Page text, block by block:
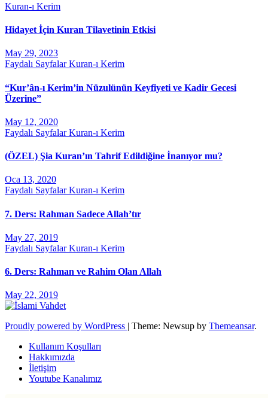
Kuran-ı Kerim
Hidayet İçin Kuran Tilavetinin Etkisi
May 29, 2023
Faydalı SayfalarKuran-ı Kerim
“Kur’ân-ı Kerim’in Nüzulünün Keyfiyeti ve Kadir Gecesi
Üzerine”
May 12, 2020
Faydalı SayfalarKuran-ı Kerim
(ÖZEL) Şia Kuran’ın Tahrif Edildiğine İnanıyor mu?
Oca 13, 2020
Faydalı SayfalarKuran-ı Kerim
7. Ders: Rahman Sadece Allah’tır
May 27, 2019
Faydalı SayfalarKuran-ı Kerim
6. Ders: Rahman ve Rahim Olan Allah
May 22, 2019
Proudly powered by WordPress Theme: Newsup by Themeansar.
Kullanım Koşulları
Hakkımızda
İletişim
Youtube Kanalımız